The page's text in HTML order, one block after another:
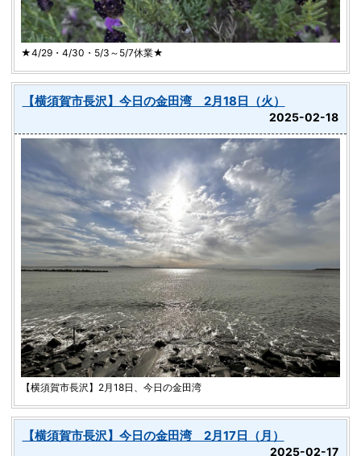
★4/29・4/30・5/3～5/7休業★
【横須賀市長沢】今日の金田湾 2月18日（火）
2025-02-18
【横須賀市長沢】2月18日、今日の金田湾
【横須賀市長沢】今日の金田湾 2月17日（月）
2025-02-17